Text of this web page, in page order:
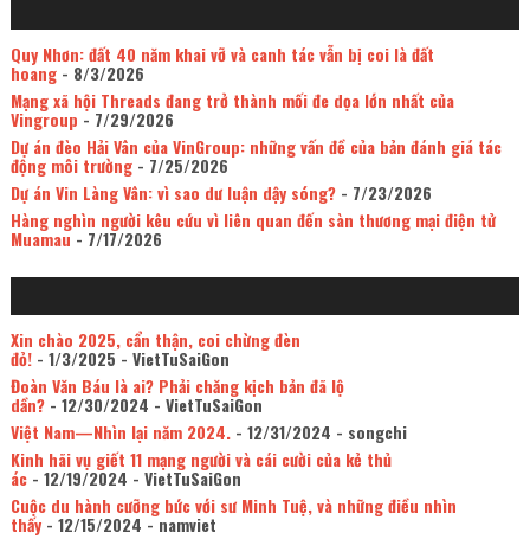
Quy Nhơn: đất 40 năm khai vỡ và canh tác vẫn bị coi là đất
hoang- 8/3/2026
Mạng xã hội Threads đang trở thành mối đe dọa lớn nhất của
Vingroup - 7/29/2026
Dự án đèo Hải Vân của VinGroup: những vấn đề của bản đánh giá tác
động môi trường- 7/25/2026
Dự án Vin Làng Vân: vì sao dư luận dậy sóng?- 7/23/2026
Hàng nghìn người kêu cứu vì liên quan đến sàn thương mại điện tử
Muamau- 7/17/2026
Xin chào 2025, cẩn thận, coi chừng đèn
đỏ!- 1/3/2025 - VietTuSaiGon
Đoàn Văn Báu là ai? Phải chăng kịch bản đã lộ
dần?- 12/30/2024 - VietTuSaiGon
Việt Nam—Nhìn lại năm 2024.- 12/31/2024 - songchi
Kinh hãi vụ giết 11 mạng người và cái cười của kẻ thủ
ác- 12/19/2024 - VietTuSaiGon
Cuộc du hành cưỡng bức với sư Minh Tuệ, và những điều nhìn
thấy- 12/15/2024 - namviet